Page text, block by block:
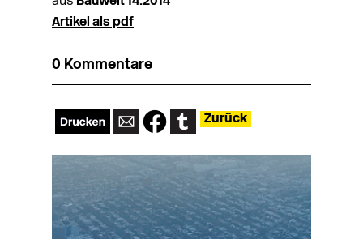
Artikel als pdf
0 Kommentare
Zurück